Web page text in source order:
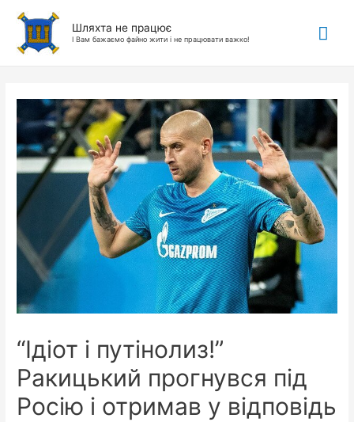
Шляхта не працює
І Вам бажаємо файно жити і не працювати важко!
“Ідіот і путінолиз!”
Ракицький прогнувся під
Росію і отримав у відповідь